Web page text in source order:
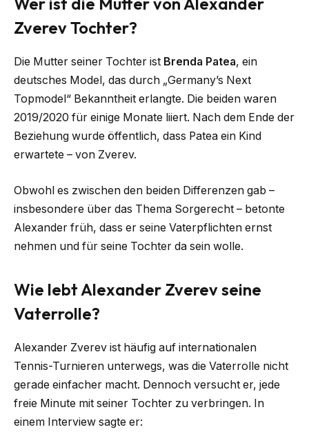
Zverev Tochter?
Die Mutter seiner Tochter ist Brenda Patea, ein
deutsches Model, das durch „Germany’s Next
Topmodel“ Bekanntheit erlangte. Die beiden waren
2019/2020 für einige Monate liiert. Nach dem Ende der
Beziehung wurde öffentlich, dass Patea ein Kind
erwartete – von Zverev.
Obwohl es zwischen den beiden Differenzen gab –
insbesondere über das Thema Sorgerecht – betonte
Alexander früh, dass er seine Vaterpflichten ernst
nehmen und für seine Tochter da sein wolle.
Wie lebt Alexander Zverev seine
Vaterrolle?
Alexander Zverev ist häufig auf internationalen
Tennis-Turnieren unterwegs, was die Vaterrolle nicht
gerade einfacher macht. Dennoch versucht er, jede
freie Minute mit seiner Tochter zu verbringen. In
einem Interview sagte er: